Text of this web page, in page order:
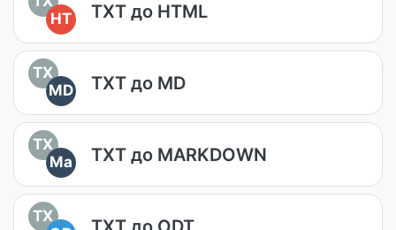
HT
TXT до HTML
TX
MD
TXT до MD
TX
Ma
TXT до MARKDOWN
TX